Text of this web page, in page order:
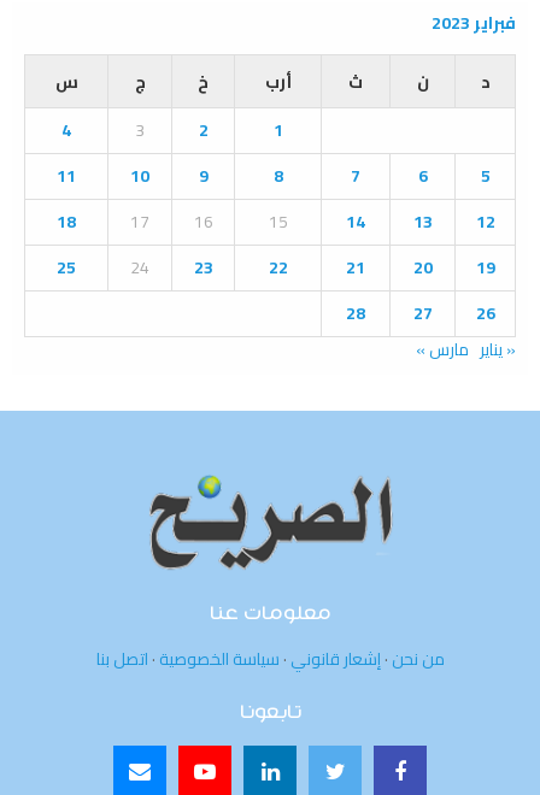
r
o
E
A
R
C
H
فبراير 2023
د
ن ث أرب خ ج
س
1
2
3
4
5
6
7
8
9
10
11
12
13
14
15
16
17
18
19
20
21
22
23
24
25
26
27
28
« يناير مارس »
معلومات عنا
من نحن·إشعار قانوني·سياسة الخصوصية·اتصل بنا
تابعونا